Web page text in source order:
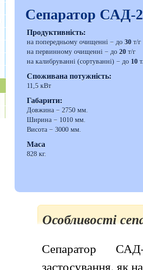
Сепаратор САД-
Продуктивність:
на попередньому очищенні − до30 т/г
на первинному очищенні − до20 т/г
на калибруванні (сортуванні) − до 10
Споживана потужність:
11,5 кВт
Габарити:
Довжина − 2750 мм.
Ширина − 1010 мм.
Висота − 3000 мм.
Маса
828 кг.
Особливості
Сепаратор
застосування, як